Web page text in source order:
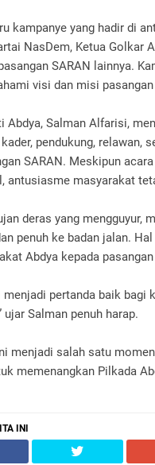
kampanye yang hadir di
NasDem, Ketua Golkar
SARAN lainnya.
visi dan misi
Abdya, Salman Alfarisi,
pendukung, relawan,
SARAN. Meskipun
antusiasme masyarakat
deras yang mengguyur,
penuh ke badan jalan.
Abdya kepada pasangan
menjadi pertanda baik bagi
ujar Salman penuh harap.
menjadi salah satu
memenangkan Pilkada
INI